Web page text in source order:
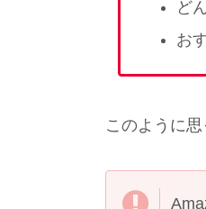
ど
お
このように